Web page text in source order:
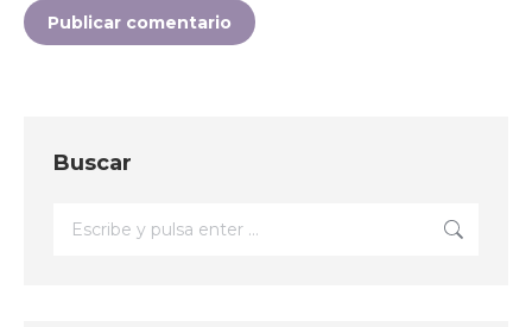
Publicar comentario
Buscar
Buscar: